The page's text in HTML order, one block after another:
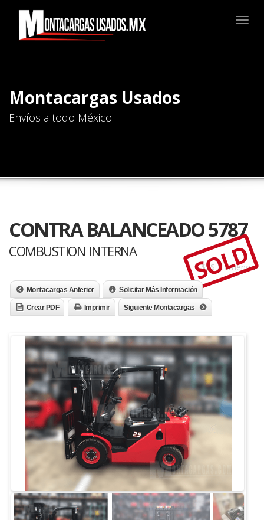
Montacargas Usados
Envíos a todo México
CONTRA BALANCEADO 5787
COMBUSTION INTERNA
$$$ Llámenos
SOLD
Montacargas Anterior Solicitar Más Información
Crear PDF Imprimir Siguiente Montacargas